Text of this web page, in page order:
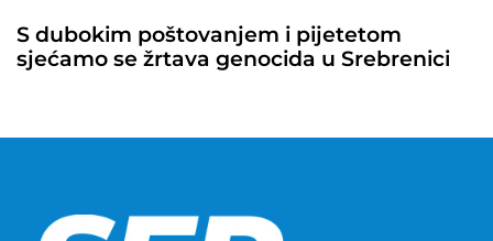
S dubokim poštovanjem i pijetetom
sjećamo se žrtava genocida u Srebrenici